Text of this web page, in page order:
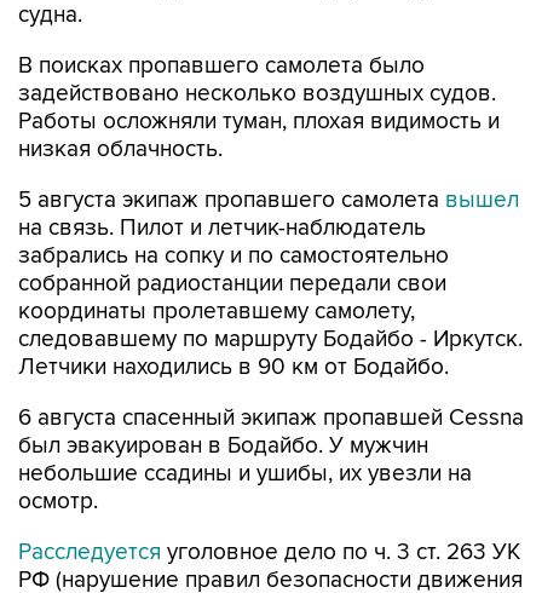
В поисках пропавшего самолета было
Работы осложняли туман, плохая видимость и
низкая облачность.
5 августа экипаж пропавшего самолета
забрались на сопку и по самостоятельно
собранной радиостанции передали свои
координаты пролетавшему самолету,
следовавшему по маршруту Бодайбо - Иркутск.
Летчики находились в 90 км от Бодайбо.
6 августа спасенный экипаж пропавшей Cessna
небольшие ссадины и ушибы, их увезли на
осмотр.
Расследуется
и эксплуатации воздушного транспорта).